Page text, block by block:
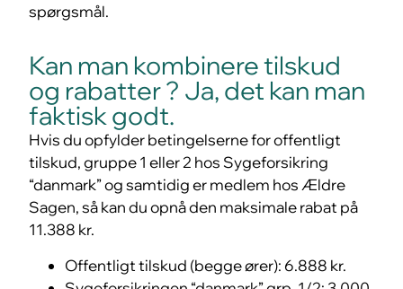
spørgsmål.
Kan man kombinere tilskud
og rabatter ? Ja, det kan man
faktisk godt.
Hvis du opfylder betingelserne for offentligt
tilskud, gruppe 1 eller 2 hos Sygeforsikring
“danmark” og samtidig er medlem hos Ældre
Sagen, så kan du opnå den maksimale rabat på
11.388 kr.
Offentligt tilskud (begge ører): 6.888 kr.